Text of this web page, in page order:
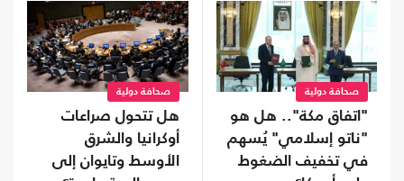
صحافة دولية
"اتفاق مكة".. هل هو
"ناتو إسلامي" يُسهم
في تخفيف الضغوط
صحافة دولية
هل تتحول صراعات
أوكرانيا والشرق
الأوسط وتايوان إلى